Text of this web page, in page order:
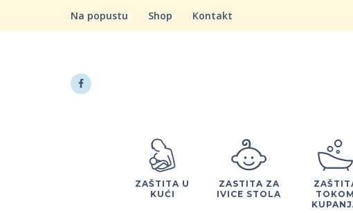
Na popustu Shop Kontakt
ZAŠTITA U
KUĆI
ZASTITA ZA
IVICE STOLA
TOKOM